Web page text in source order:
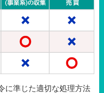
に準じた適切な処理方法